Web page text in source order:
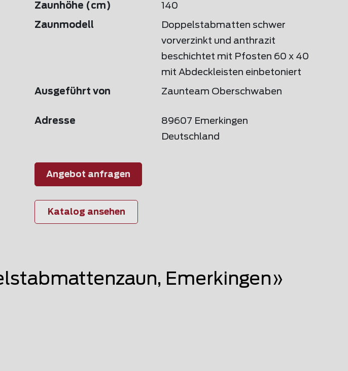
Zaunhöhe (cm) 140
Zaunmodell
Doppelstabmatten schwer
vorverzinkt und anthrazit
beschichtet mit Pfosten 60 x 40
mit Abdeckleisten einbetoniert
Ausgeführt von Zaunteam Oberschwaben
Adresse
89607 Emerkingen
Deutschland
Angebot anfragen
Katalog ansehen
Emerkingen»